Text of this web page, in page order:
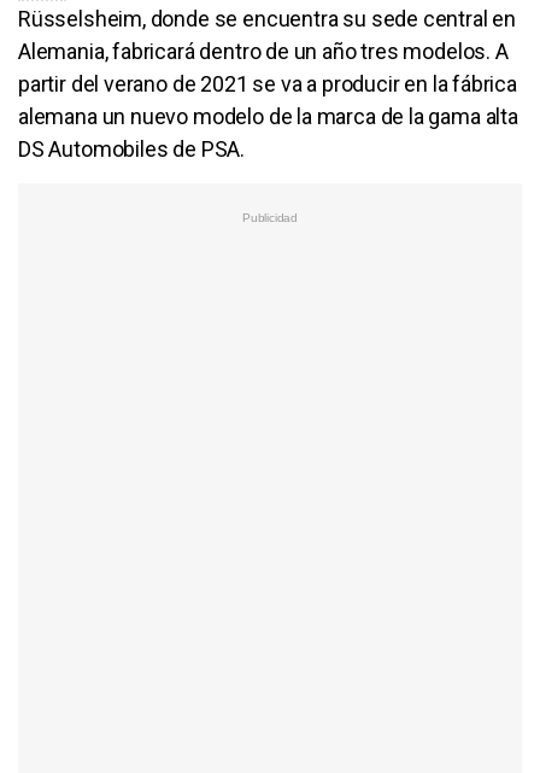
Rüsselsheim, donde se encuentra su sede central en
Alemania, fabricará dentro de un año tres modelos. A
partir del verano de 2021 se va a producir en la fábrica
alemana un nuevo modelo de la marca de la gama alta
DS Automobiles de PSA.